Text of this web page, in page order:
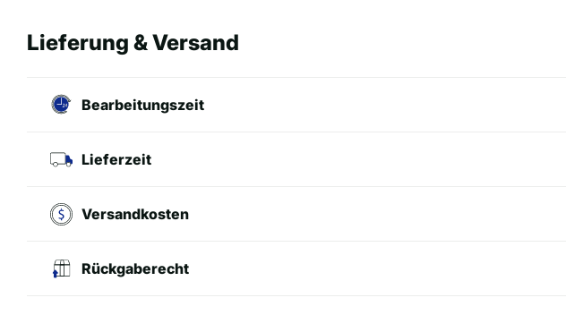
Lieferung & Versand
Bearbeitungszeit
Lieferzeit
Versandkosten
Rückgaberecht